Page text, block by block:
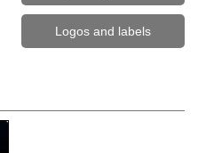
Logos and labels